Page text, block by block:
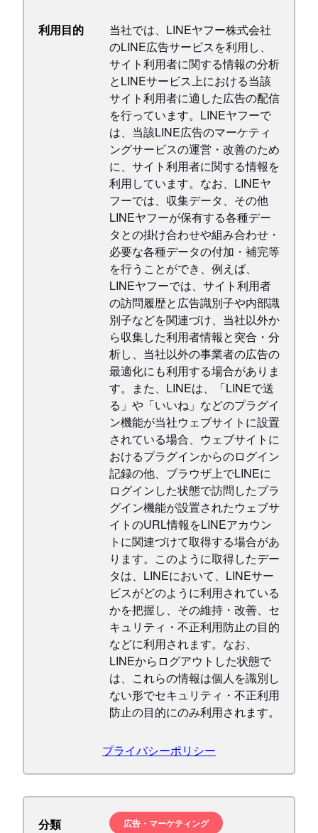
利用目的
当社では、LINEヤフー株式会社
のLINE広告サービスを利用し、
サイト利用者に関する情報の分析
とLINEサービス上における当該
サイト利用者に適した広告の配信
を行っています。LINEヤフーで
は、当該LINE広告のマーケティ
ングサービスの運営・改善のため
に、サイト利用者に関する情報を
利用しています。なお、LINEヤ
フーでは、収集データ、その他
LINEヤフーが保有する各種デー
タとの掛け合わせや組み合わせ・
必要な各種データの付加・補完等
を行うことができ、例えば、
LINEヤフーでは、サイト利用者
の訪問履歴と広告識別子や内部識
別子などを関連づけ、当社以外か
ら収集した利用者情報と突合・分
析し、当社以外の事業者の広告の
最適化にも利用する場合がありま
す。また、LINEは、「LINEで送
る」や「いいね」などのプラグイ
ン機能が当社ウェブサイトに設置
されている場合、ウェブサイトに
おけるプラグインからのログイン
記録の他、ブラウザ上でLINEに
ログインした状態で訪問したプラ
グイン機能が設置されたウェブサ
イトのURL情報をLINEアカウン
トに関連づけて取得する場合があ
ります。このように取得したデー
タは、LINEにおいて、LINEサー
ビスがどのように利用されている
かを把握し、その維持・改善、セ
キュリティ・不正利用防止の目的
などに利用されます。なお、
LINEからログアウトした状態で
は、これらの情報は個人を識別し
ない形でセキュリティ・不正利用
防止の目的にのみ利用されます。
プライバシーポリシー
分類 広告・マーケティング